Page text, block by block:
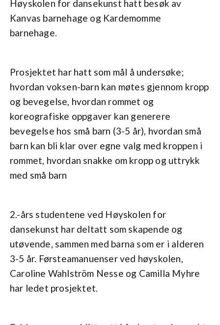
Høyskolen for dansekunst hatt besøk av
Kanvas barnehage og Kardemomme
barnehage.
Prosjektet har hatt som mål å undersøke;
hvordan voksen-barn kan møtes gjennom kropp
og bevegelse, hvordan rommet og
koreografiske oppgaver kan generere
bevegelse hos små barn (3-5 år), hvordan små
barn kan bli klar over egne valg med kroppen i
rommet, hvordan snakke om kropp og uttrykk
med små barn
2.-års studentene ved Høyskolen for
dansekunst har deltatt som skapende og
utøvende, sammen med barna som er i alderen
3-5 år. Førsteamanuenser ved høyskolen,
Caroline Wahlström Nesse og Camilla Myhre
har ledet prosjektet.